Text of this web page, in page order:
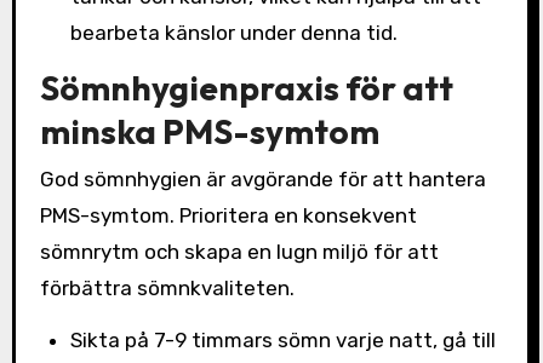
bearbeta känslor under denna tid.
Sömnhygienpraxis för att
minska PMS-symtom
God sömnhygien är avgörande för att hantera
PMS-symtom. Prioritera en konsekvent
sömnrytm och skapa en lugn miljö för att
förbättra sömnkvaliteten.
Sikta på 7-9 timmars sömn varje natt, gå till